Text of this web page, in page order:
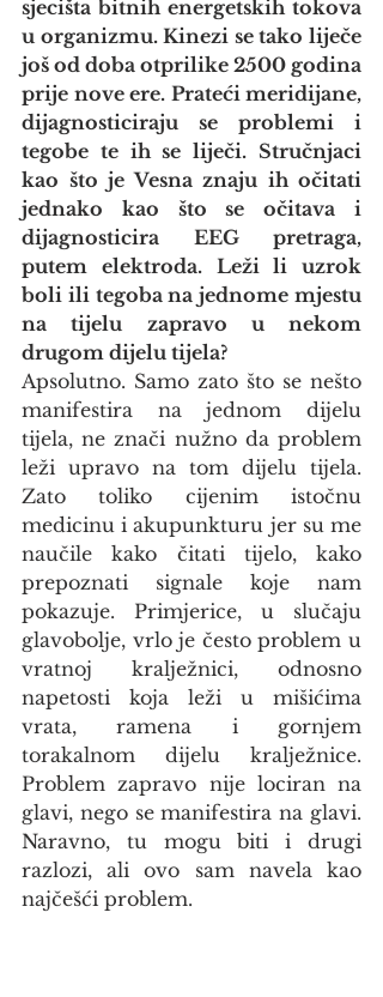
sjecišta bitnih energetskih tokova
u organizmu. Kinezi se tako liječe
još od doba otprilike 2500 godina
prije nove ere. Prateći meridijane,
dijagnosticiraju se problemi i
tegobe te ih se liječi. Stručnjaci
kao što je Vesna znaju ih očitati
jednako kao što se očitava i
dijagnosticira EEG pretraga,
putem elektroda. Leži li uzrok
boli ili tegoba na jednome mjestu
na tijelu zapravo u nekom
drugom dijelu tijela?
Apsolutno. Samo zato što se nešto
manifestira na jednom dijelu
tijela, ne znači nužno da problem
leži upravo na tom dijelu tijela.
Zato toliko cijenim istočnu
medicinu i akupunkturu jer su me
naučile kako čitati tijelo, kako
prepoznati signale koje nam
pokazuje. Primjerice, u slučaju
glavobolje, vrlo je često problem u
vratnoj kralježnici, odnosno
napetosti koja leži u mišićima
vrata, ramena i gornjem
torakalnom dijelu kralježnice.
Problem zapravo nije lociran na
glavi, nego se manifestira na glavi.
Naravno, tu mogu biti i drugi
razlozi, ali ovo sam navela kao
najčešći problem.